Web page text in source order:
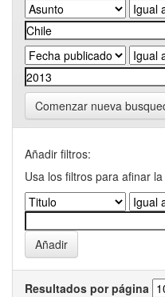
Comenzar nueva
Añadir filtros:
Usa los filtros para afinar
Resultados por página